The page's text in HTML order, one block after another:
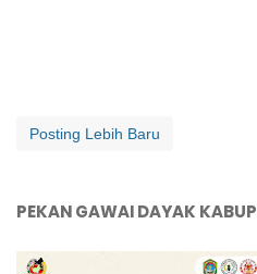
Posting Lebih Baru
PEKAN GAWAI DAYAK